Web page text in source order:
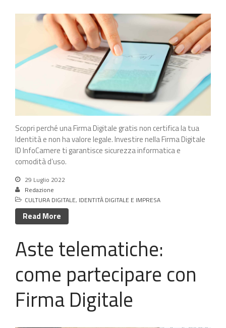
Scopri perché una Firma Digitale gratis non certifica la tua
Identità e non ha valore legale. Investire nella Firma Digitale
ID InfoCamere ti garantisce sicurezza informatica e
comodità d’uso.
29 Luglio 2022
Redazione
CULTURA DIGITALE, IDENTITÀ DIGITALE E IMPRESA
Read More
Aste telematiche:
come partecipare con
Firma Digitale